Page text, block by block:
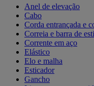
Anel de elevação
Cabo
Corda entrançada e
Correia e barra de
Corrente em aço
Elástico
Elo e malha
Esticador
Gancho